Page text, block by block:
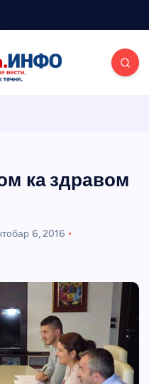
ка здравом
6, 2016